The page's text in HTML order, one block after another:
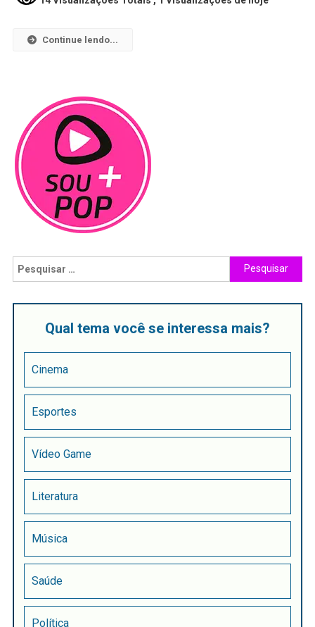
Continue lendo...
Qual tema você se interessa mais?
Cinema
Esportes
Vídeo Game
Literatura
Música
Saúde
Política